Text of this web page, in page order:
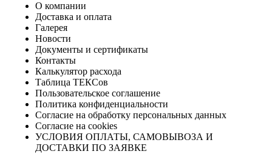
О компании
Доставка и оплата
Галерея
Новости
Документы и сертификаты
Контакты
Калькулятор расхода
Таблица ТЕКСов
Пользовательское соглашение
Политика конфиденциальности
Согласие на обработку персональных данных
Согласие на cookies
УСЛОВИЯ ОПЛАТЫ, САМОВЫВОЗА И
ДОСТАВКИ ПО ЗАЯВКЕ